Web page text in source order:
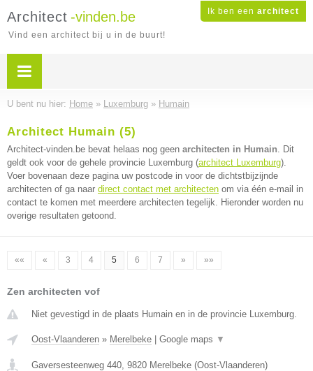
Ik ben een architect
Architect -vinden.be
Vind een architect bij u in de buurt!
U bent nu hier: Home » Luxemburg » Humain
Architect Humain (5)
Architect-vinden.be bevat helaas nog geen architecten in Humain. Dit
geldt ook voor de gehele provincie Luxemburg (architect Luxemburg).
Voer bovenaan deze pagina uw postcode in voor de dichtstbijzijnde
architecten of ga naar direct contact met architecten om via één e-mail in
contact te komen met meerdere architecten tegelijk. Hieronder worden nu
overige resultaten getoond.
«« « 3 4 5 6 7 » »»
Zen architecten vof
Niet gevestigd in de plaats Humain en in de provincie Luxemburg.
Oost-Vlaanderen » Merelbeke Google maps ▼
Gaversesteenweg 440, 9820 Merelbeke (Oost-Vlaanderen)